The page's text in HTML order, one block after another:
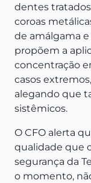
dentes
coroas
de amálgama
propõem a
concentração
casos
alegando que
sistêmicos.
O CFO alerta
qualidade que
segurança da
o momento,